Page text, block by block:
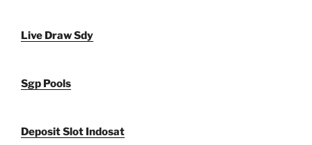
Live Draw Sdy
Sgp Pools
Deposit Slot Indosat